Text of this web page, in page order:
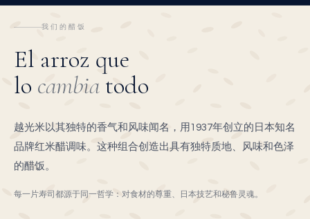
我们的醋饭
El arroz que
lo cambia todo
越光米以其独特的香气和风味闻名，用1937年创立的日本知名
品牌红米醋调味。这种组合创造出具有独特质地、风味和色泽
的醋饭。
每一片寿司都源于同一哲学：对食材的尊重、日本技艺和秘鲁灵魂。